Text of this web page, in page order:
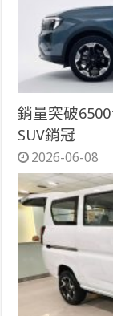
銷量突破
SUV銷冠
2026-06-08